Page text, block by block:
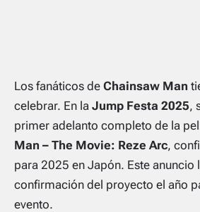
Los fanáticos de Chainsaw Man
celebrar. En la Jump Festa 2025,
primer adelanto completo de la
Man – The Movie: Reze Arc,
para 2025 en Japón. Este anuncio
confirmación del proyecto el año
evento.